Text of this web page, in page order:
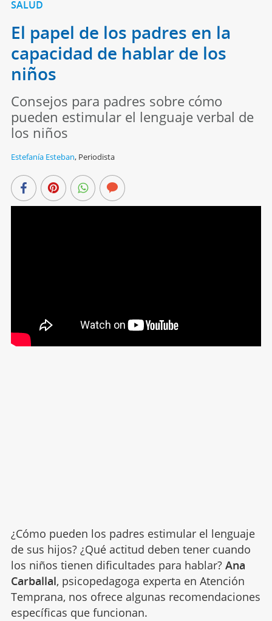
SALUD
El papel de los padres en la
capacidad de hablar de los
niños
Consejos para padres sobre cómo
pueden estimular el lenguaje verbal de
los niños
Estefanía Esteban, Periodista
¿Cómo pueden los padres estimular el lenguaje
de sus hijos? ¿Qué actitud deben tener cuando
los niños tienen dificultades para hablar? Ana
Carballal, psicopedagoga experta en Atención
Temprana, nos ofrece algunas recomendaciones
específicas que funcionan.